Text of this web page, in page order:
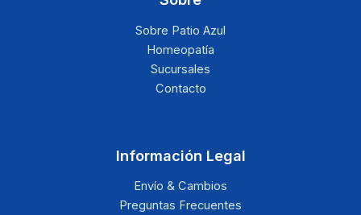
Sobre Patio Azul
Homeopatía
Sucursales
Contacto
Información Legal
Envío & Cambios
Preguntas Frecuentes